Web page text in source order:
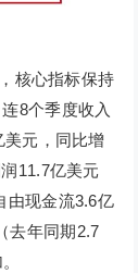
核心指标保持
8个季度收入
元，同比增
11.7亿美元
由现金流3.6亿
去年同期2.7